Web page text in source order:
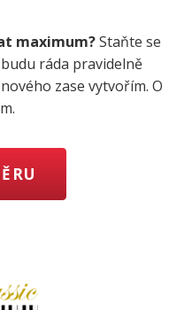
maximum?Staňte se
ráda pravidelně
zase vytvořím. O